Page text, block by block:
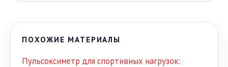
ПОХОЖИЕ МАТЕРИАЛЫ
Пульсоксиметр для спортивных нагрузок: